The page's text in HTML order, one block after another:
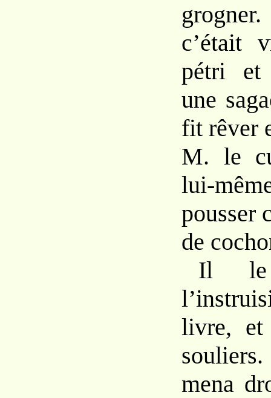
c’était
pétri et
une
fit rêver
M. le
lui-
pousser
de
Il le
livre, et
mena